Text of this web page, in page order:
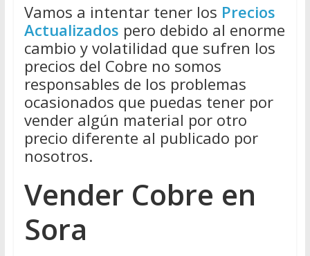
Vamos a intentar tener los Precios
Actualizados pero debido al enorme
cambio y volatilidad que sufren los
precios del Cobre no somos
responsables de los problemas
ocasionados que puedas tener por
vender algún material por otro
precio diferente al publicado por
nosotros.
Vender Cobre en
Sora